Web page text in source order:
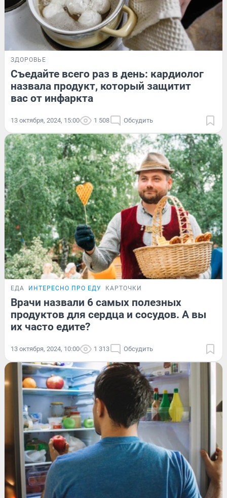
ЗДОРОВЬЕ
Съедайте всего раз в день: кардиолог
назвала продукт, который защитит
вас от инфаркта
13 октября, 2024, 15:00 1 508 Обсудить
ЕДА ИНТЕРЕСНО ПРО ЕДУ КАРТОЧКИ
Врачи назвали 6 самых полезных
продуктов для сердца и сосудов. А вы
их часто едите?
13 октября, 2024, 10:00 1 313 Обсудить